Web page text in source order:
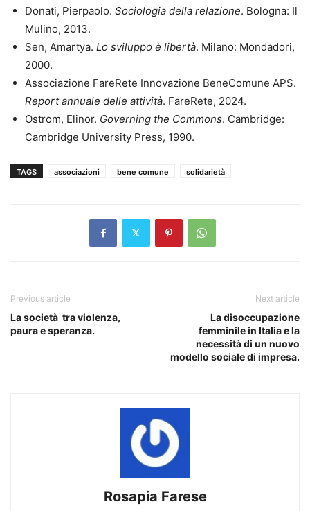
Donati, Pierpaolo. Sociologia della relazione. Bologna: Il
Mulino, 2013.
Sen, Amartya. Lo sviluppo è libertà. Milano: Mondadori,
2000.
Associazione FareRete Innovazione BeneComune APS.
Report annuale delle attività. FareRete, 2024.
Ostrom, Elinor. Governing the Commons. Cambridge:
Cambridge University Press, 1990.
TAGS associazioni bene comune solidarietà
Previous article
La società tra violenza,
paura e speranza.
Next article
La disoccupazione
femminile in Italia e la
necessità di un nuovo
modello sociale di impresa.
Rosapia Farese